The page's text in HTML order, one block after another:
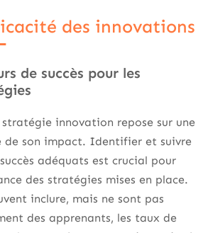
des innovations
de succès pour les
innovation repose sur une
de son impact. Identifier et suivre
adéquats est crucial pour
des stratégies mises en place.
inclure, mais ne sont pas
des apprenants, les taux de